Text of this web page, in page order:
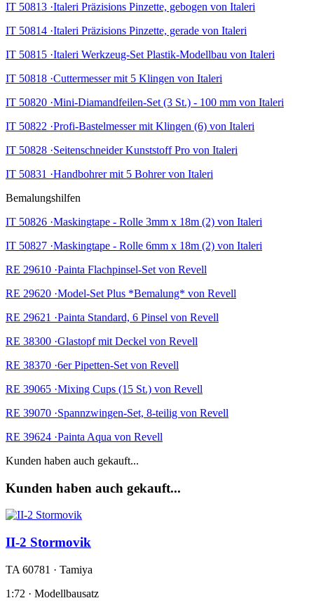
IT 50813 ·Italeri Präzisions Pinzette, gebogen von Italeri
IT 50814 ·Italeri Präzisions Pinzette, gerade von Italeri
IT 50815 ·Italeri Werkzeug-Set Plastik-Modellbau von Italeri
IT 50818 ·Cuttermesser mit 5 Klingen von Italeri
IT 50820 ·Mini-Diamandfeilen-Set (3 St.) - 100 mm von Italeri
IT 50822 ·Profi-Bastelmesser mit Klingen (6) von Italeri
IT 50828 ·Seitenschneider Kunststoff Pro von Italeri
IT 50831 ·Handbohrer mit 5 Bohrer von Italeri
Bemalungshilfen
IT 50826 ·Maskingtape - Rolle 3mm x 18m (2) von Italeri
IT 50827 ·Maskingtape - Rolle 6mm x 18m (2) von Italeri
RE 29610 ·Painta Flachpinsel-Set von Revell
RE 29620 ·Model-Set Plus *Bemalung* von Revell
RE 29621 ·Painta Standard, 6 Pinsel von Revell
RE 38300 ·Glastopf mit Deckel von Revell
RE 38370 ·6er Pipetten-Set von Revell
RE 39065 ·Mixing Cups (15 St.) von Revell
RE 39070 ·Spannzwingen-Set, 8-teilig von Revell
RE 39624 ·Painta Aqua von Revell
Kunden haben auch gekauft...
Kunden haben auch gekauft...
II-2 Stormovik
TA 60781 · Tamiya
1:72 · Modellbausatz